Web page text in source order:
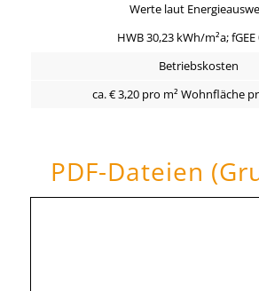
Werte laut
HWB 30,23 kWh/m²a; fGEE
Betriebskosten
ca. € 3,20 pro m² Wohnfläche
PDF-Dateien